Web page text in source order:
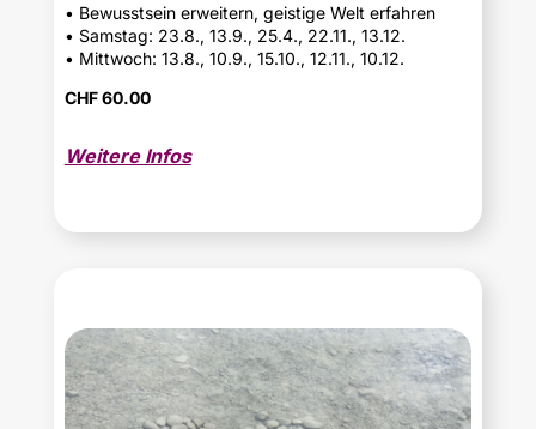
• Bewusstsein erweitern, geistige Welt erfahren
• Samstag: 23.8., 13.9., 25.4., 22.11., 13.12.
• Mittwoch: 13.8., 10.9., 15.10., 12.11., 10.12.
CHF 60.00
Weitere Infos